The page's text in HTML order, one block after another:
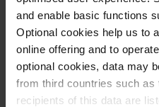
and enable basic functions
Optional cookies help us to
online offering and to
optional cookies, data may
from third countries such as
recipients of this data are
a citromfű segíti az
a kakukkfű
hozzájárulnak a teljes